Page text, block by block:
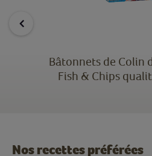
Bâtonnets de Colin
Fish & Chips
Nos recettes préférées